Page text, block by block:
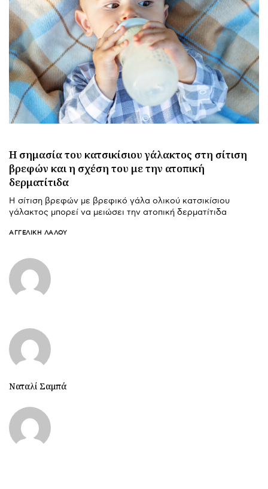
H σημασία του κατσικίσιου γάλακτος στη σίτιση
βρεφών και η σχέση του με την ατοπική
δερματίτιδα
Η σίτιση βρεφών με βρεφικό γάλα ολικού κατσικίσιου
γάλακτος μπορεί να μειώσει την ατοπική δερματίτιδα
ΑΓΓΕΛΙΚΉ ΛΆΛΟΥ
Ναταλί Σαμπά